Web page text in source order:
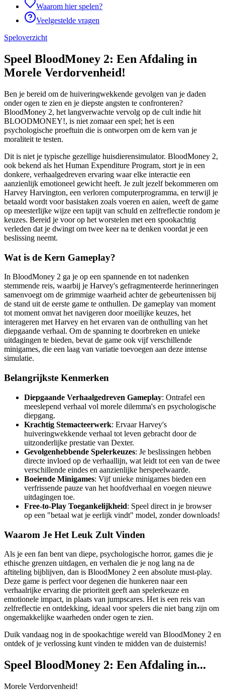
Waarom hier spelen?
Veelgestelde vragen
Speloverzicht
Speel BloodMoney 2: Een Afdaling in
Morele Verdorvenheid!
Ben je bereid om de huiveringwekkende gevolgen van je daden
onder ogen te zien en je diepste angsten te confronteren?
BloodMoney 2, het langverwachte vervolg op de cult indie hit
BLOODMONEY!, is niet zomaar een spel; het is een
psychologische proeftuin die is ontworpen om de kern van je
moraliteit te testen.
Dit is niet je typische gezellige huisdierensimulator. BloodMoney 2,
ook bekend als het Human Expenditure Program, stort je in een
donkere, verhaalgedreven ervaring waar elke interactie een
aanzienlijk emotioneel gewicht heeft. Je zult jezelf bekommeren om
Harvey Harvington, een verloren computerprogramma, en terwijl je
betaald wordt voor basistaken zoals voeren en aaien, weeft de game
op meesterlijke wijze een tapijt van schuld en zelfreflectie rondom je
keuzes. Bereid je voor op het worstelen met een spookachtig
verleden dat je dwingt om twee keer na te denken voordat je een
beslissing neemt.
Wat is de Kern Gameplay?
In BloodMoney 2 ga je op een spannende en tot nadenken
stemmende reis, waarbij je Harvey's gefragmenteerde herinneringen
samenvoegt om de grimmige waarheid achter de gebeurtenissen bij
de stand uit de eerste game te onthullen. De gameplay van moment
tot moment omvat het navigeren door moeilijke keuzes, het
interageren met Harvey en het ervaren van de onthulling van het
diepgaande verhaal. Om de spanning te doorbreken en unieke
uitdagingen te bieden, bevat de game ook vijf verschillende
minigames, die een laag van variatie toevoegen aan deze intense
simulatie.
Belangrijkste Kenmerken
Diepgaande Verhaalgedreven Gameplay: Ontrafel een
meeslepend verhaal vol morele dilemma's en psychologische
diepgang.
Krachtig Stemacteerwerk: Ervaar Harvey's
huiveringwekkende verhaal tot leven gebracht door de
uitzonderlijke prestatie van Dexter.
Gevolgenhebbende Spelerkeuzes: Je beslissingen hebben
directe invloed op de verhaallijn, wat leidt tot een van de twee
verschillende eindes en aanzienlijke herspeelwaarde.
Boeiende Minigames: Vijf unieke minigames bieden een
verfrissende pauze van het hoofdverhaal en voegen nieuwe
uitdagingen toe.
Free-to-Play Toegankelijkheid: Speel direct in je browser
op een "betaal wat je eerlijk vindt" model, zonder downloads!
Waarom Je Het Leuk Zult Vinden
Als je een fan bent van diepe, psychologische horror, games die je
ethische grenzen uitdagen, en verhalen die je nog lang na de
aftiteling bijblijven, dan is BloodMoney 2 een absolute must-play.
Deze game is perfect voor degenen die hunkeren naar een
verhaalrijke ervaring die prioriteit geeft aan spelerkeuze en
emotionele impact, in plaats van jumpscares. Het is een reis van
zelfreflectie en ontdekking, ideaal voor spelers die niet bang zijn om
ongemakkelijke waarheden onder ogen te zien.
Duik vandaag nog in de spookachtige wereld van BloodMoney 2 en
ontdek of je verlossing kunt vinden te midden van de duisternis!
Speel BloodMoney 2: Een Afdaling in...
Morele Verdorvenheid!